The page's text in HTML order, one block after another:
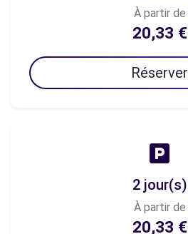
À partir de
20,33 €
Réserver
2 jour(s)
À partir de
20,33 €